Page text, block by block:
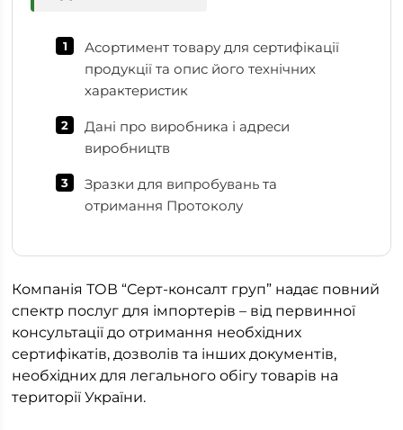
Асортимент товару для сертифікації
продукції та опис його технічних
характеристик
Дані про виробника і адреси
виробництв
Зразки для випробувань та
отримання Протоколу
Компанія ТОВ “Серт-консалт груп” надає повний
спектр послуг для імпортерів – від первинної
консультації до отримання необхідних
сертифікатів, дозволів та інших документів,
необхідних для легального обігу товарів на
території України.